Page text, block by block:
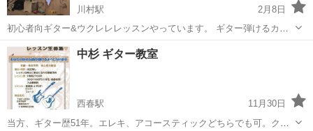
川村駅
2月8日
初心者向ギター&ウクレレレッスンやっています。 ギター弾けるカッ
コいいよなぁ〜ギター弾いてみたいけど譜面読めないし、レッスンき
びしくないかなぁとか。若い頃少し弾いたけどまた始めてみたいと
か。気楽にウクレレ弾けたら楽しいかもと...
愛知 名古屋市 川村駅 ギター
中杉 ギター教室
西春駅
11月30日
当方、ギター歴51年。エレキ、アコースティックどちらでも可。クラ